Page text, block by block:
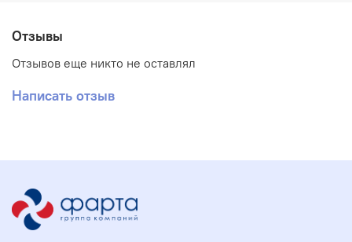
Отзывы
Отзывов еще никто не оставлял
Написать отзыв